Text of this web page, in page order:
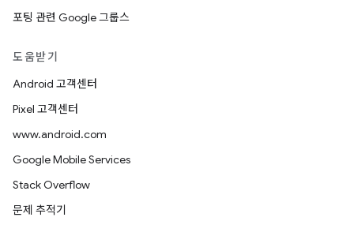
포팅 관련 Google 그룹스
도움받기
Android 고객센터
Pixel 고객센터
www.android.com
Google Mobile Services
Stack Overflow
문제 추적기